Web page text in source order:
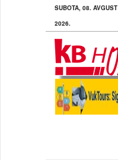
SUBOTA, 08. AVGUST
2026.